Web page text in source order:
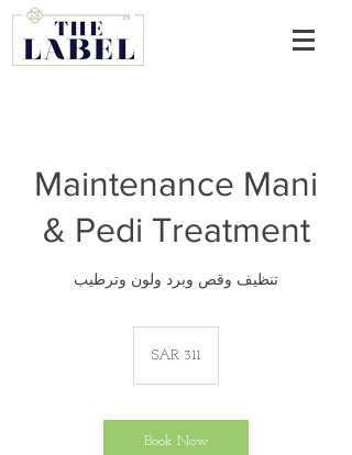
Maintenance Mani
& Pedi Treatment
تنظيف وقص وبرد ولون وترطيب
riyalsSAR 311
Book Now